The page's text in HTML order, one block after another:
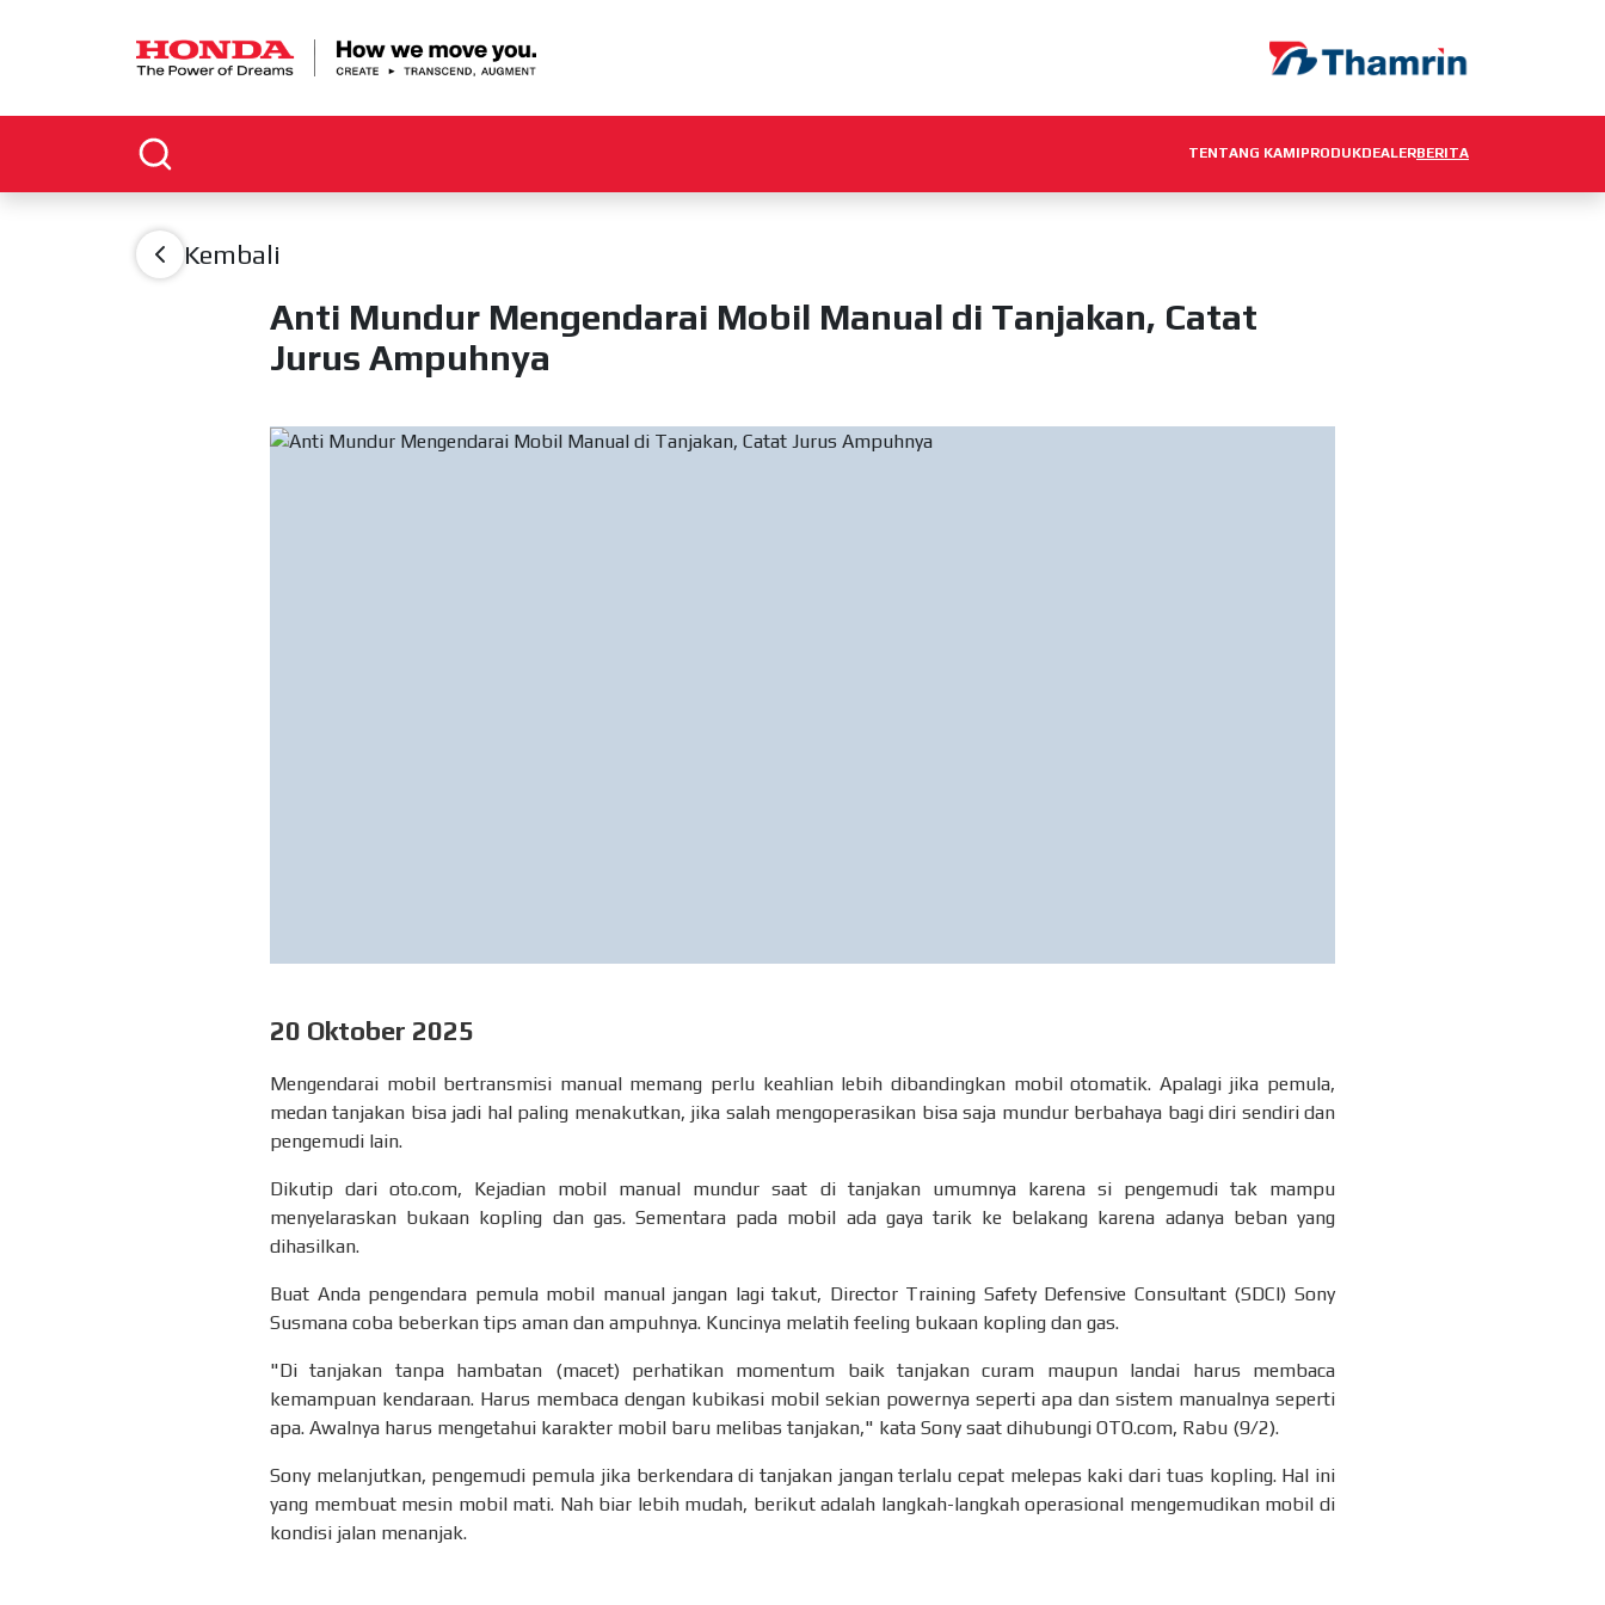
TENTANG KAMIPRODUKDEALERBERITA
Kembali
Anti Mundur Mengendarai Mobil Manual di Tanjakan, Catat
Jurus Ampuhnya
20 Oktober 2025
Mengendarai mobil bertransmisi manual memang perlu keahlian lebih dibandingkan mobil otomatik. Apalagi jika pemula,
medan tanjakan bisa jadi hal paling menakutkan, jika salah mengoperasikan bisa saja mundur berbahaya bagi diri sendiri dan
pengemudi lain.
Dikutip dari oto.com, Kejadian mobil manual mundur saat di tanjakan umumnya karena si pengemudi tak mampu
menyelaraskan bukaan kopling dan gas. Sementara pada mobil ada gaya tarik ke belakang karena adanya beban yang
dihasilkan.
Buat Anda pengendara pemula mobil manual jangan lagi takut, Director Training Safety Defensive Consultant (SDCI) Sony
Susmana coba beberkan tips aman dan ampuhnya. Kuncinya melatih feeling bukaan kopling dan gas.
"Di tanjakan tanpa hambatan (macet) perhatikan momentum baik tanjakan curam maupun landai harus membaca
kemampuan kendaraan. Harus membaca dengan kubikasi mobil sekian powernya seperti apa dan sistem manualnya seperti
apa. Awalnya harus mengetahui karakter mobil baru melibas tanjakan," kata Sony saat dihubungi OTO.com, Rabu (9/2).
Sony melanjutkan, pengemudi pemula jika berkendara di tanjakan jangan terlalu cepat melepas kaki dari tuas kopling. Hal ini
yang membuat mesin mobil mati. Nah biar lebih mudah, berikut adalah langkah-langkah operasional mengemudikan mobil di
kondisi jalan menanjak.